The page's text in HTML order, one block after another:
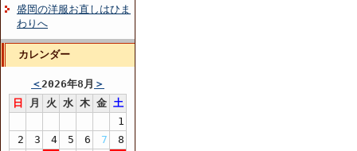
盛岡の洋服お直しはひま
わりへ
カレンダー
＜2026年8月 ＞
日
月 火 水 木 金 土
1
2
3 4 5 6 7
8